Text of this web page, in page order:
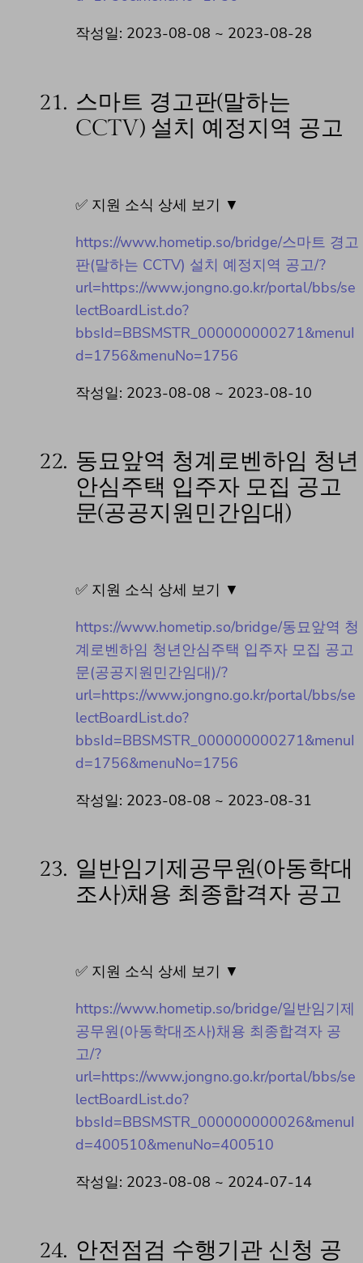
작성일: 2023-08-08 ~ 2023-08-28
21. 스마트 경고판(말하는
CCTV) 설치 예정지역 공고
✅ 지원 소식 상세 보기 ▼
https://www.hometip.so/bridge/스마트 경고
판(말하는 CCTV) 설치 예정지역 공고/?
url=https://www.jongno.go.kr/portal/bbs/se
lectBoardList.do?
bbsId=BBSMSTR_000000000271&menuI
d=1756&menuNo=1756
작성일: 2023-08-08 ~ 2023-08-10
22. 동묘앞역 청계로벤하임 청년
안심주택 입주자 모집 공고
문(공공지원민간임대)
✅ 지원 소식 상세 보기 ▼
https://www.hometip.so/bridge/동묘앞역 청
계로벤하임 청년안심주택 입주자 모집 공고
문(공공지원민간임대)/?
url=https://www.jongno.go.kr/portal/bbs/se
lectBoardList.do?
bbsId=BBSMSTR_000000000271&menuI
d=1756&menuNo=1756
작성일: 2023-08-08 ~ 2023-08-31
23. 일반임기제공무원(아동학대
조사)채용 최종합격자 공고
✅ 지원 소식 상세 보기 ▼
https://www.hometip.so/bridge/일반임기제
공무원(아동학대조사)채용 최종합격자 공
고/?
url=https://www.jongno.go.kr/portal/bbs/se
lectBoardList.do?
bbsId=BBSMSTR_000000000026&menuI
d=400510&menuNo=400510
작성일: 2023-08-08 ~ 2024-07-14
24. 안전점검 수행기관 신청 공